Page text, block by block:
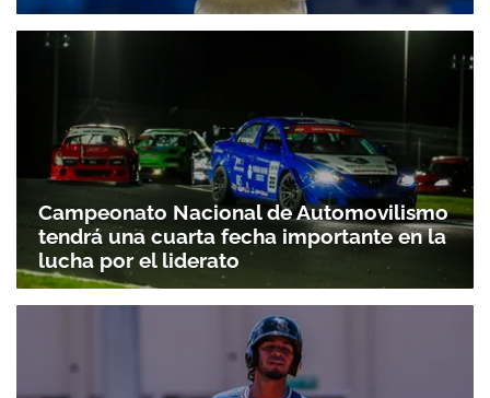
Campeonato Nacional de Automovilismo
tendrá una cuarta fecha importante en la
lucha por el liderato